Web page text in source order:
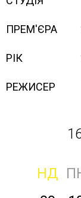
ПРЕМ'ЄРА
РІК
РЕЖИСЕР
НД